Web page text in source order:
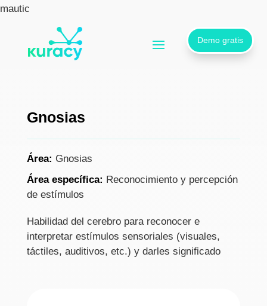
mautic
Demo gratis
Gnosias
Área: Gnosias
Área específica: Reconocimiento y percepción
de estímulos
Habilidad del cerebro para reconocer e
interpretar estímulos sensoriales (visuales,
táctiles, auditivos, etc.) y darles significado